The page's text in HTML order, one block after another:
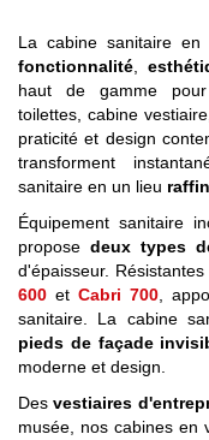
La cabine sanitaire en
fonctionnalité,
haut de gamme
toilettes, cabine
praticité et design
transforment
sanitaire en un lieu
Équipement sanitaire
proposedeux types
d'épaisseur.
600 et Cabri 700,
sanitaire. La cabine
pieds de façade
moderne et design.
Desvestiaires
musée, nos cabines en